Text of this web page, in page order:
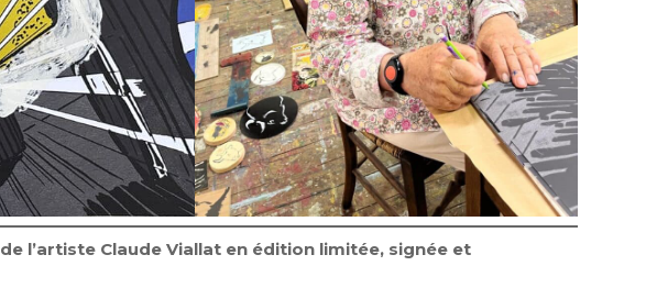
l’artiste Claude Viallat en édition limitée, signée et